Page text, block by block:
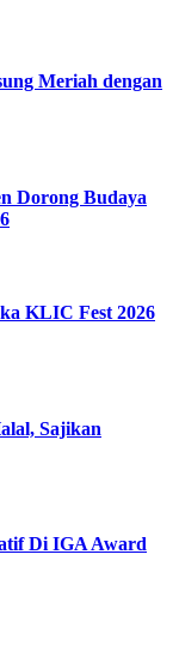
Meriah dengan
Dorong Budaya
KLIC Fest 2026
Sajikan
Di IGA Award